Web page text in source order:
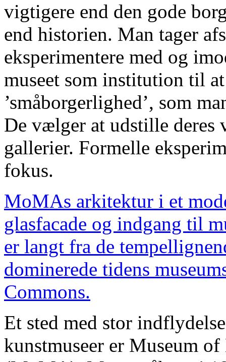
vigtigere end den gode
end historien. Man tager
eksperimentere med og
museet som institution til
’småborgerlighed’, som
De vælger at udstille deres
gallerier. Formelle
fokus.
MoMAs arkitektur i et
glasfacade og indgang til
er langt fra de
dominerede tidens
Commons.
Et sted med stor
kunstmuseer er Museum